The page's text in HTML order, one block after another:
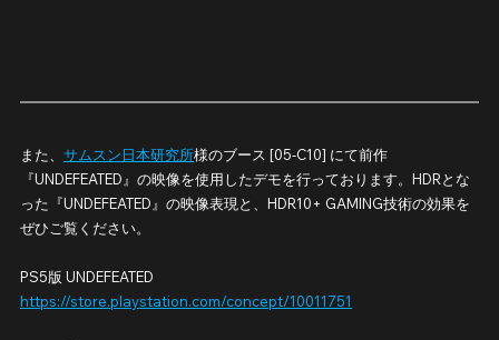
また、 サムスン日本研究所様のブース [05-C10] にて前作
『UNDEFEATED』の映像を使用したデモを行っております。HDRとな
った『UNDEFEATED』の映像表現と、HDR10+ GAMING技術の効果を
ぜひご覧ください。
PS5版 UNDEFEATED
https://store.playstation.com/concept/10011751